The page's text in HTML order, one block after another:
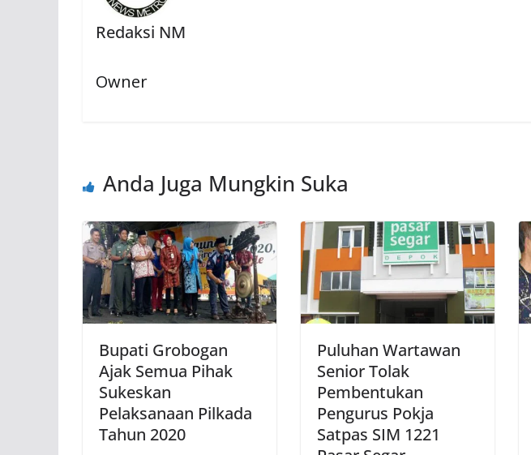
Redaksi NM
Owner
Anda Juga Mungkin Suka
Bupati Grobogan
Ajak Semua Pihak
Sukeskan
Pelaksanaan Pilkada
Tahun 2020
Puluhan Wartawan
Senior Tolak
Pembentukan
Pengurus Pokja
Satpas SIM 1221